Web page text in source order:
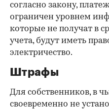
согласно закону,
ограничен уровнем
которые не получат в
учета, будут иметь
электричество.
Штрафы
Для собственников, в
своевременно не